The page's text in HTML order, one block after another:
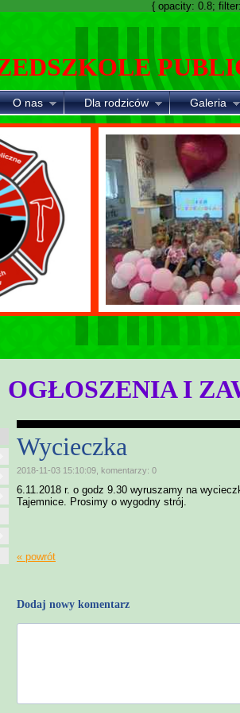
{ opacity: 0.8;
O nas Dla rodziców Galeria
OGŁOSZENIA I
Wycieczka
2018-11-03 15:10:09, komentarzy: 0
6.11.2018 r. o godz 9.30 wyruszamy na
Tajemnice. Prosimy o wygodny strój.
« powrót
Dodaj nowy komentarz